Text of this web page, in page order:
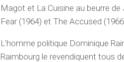
Magot et La Cuisine au beurre
Fear (1964) et The Accused
L’homme politique Dominique
Raimbourg le revendiquent tous